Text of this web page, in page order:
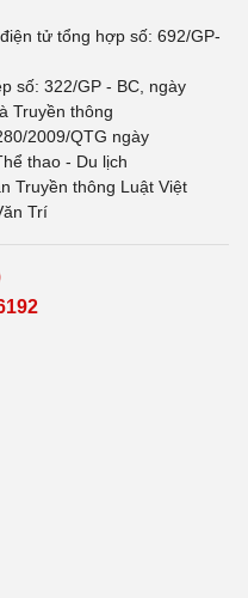
tử tổng hợp số: 692/GP-
số: 322/GP - BC, ngày
Truyền thông
2009/QTG ngày
thao - Du lịch
Truyền thông Luật Việt
Trí